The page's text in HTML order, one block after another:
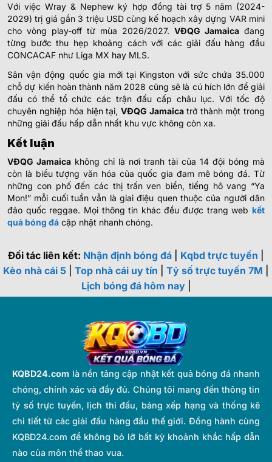
Với việc Wray & Nephew ký hợp đồng tài trợ 5 năm (2024-
2029) trị giá gần 3 triệu USD cùng kế hoạch xây dựng VAR mini
cho vòng play-off từ mùa 2026/2027. VĐQG Jamaica đang
từng bước thu hẹp khoảng cách với các giải đấu hàng đầu
CONCACAF như Liga MX hay MLS.
Sân vận động quốc gia mới tại Kingston với sức chứa 35.000
chỗ dự kiến hoàn thành năm 2028 cũng sẽ là cú hích lớn để giải
đấu có thể tổ chức các trận đấu cấp châu lục. Với tốc độ
chuyên nghiệp hóa hiện tại, VĐQG Jamaicatrở thành một trong
những giải đấu hấp dẫn nhất khu vực không còn xa.
Kết luận
VĐQG Jamaica không chỉ là nơi tranh tài của 14 đội bóng mà
còn là biểu tượng văn hóa của quốc gia đam mê bóng đá. Từ
những con phố đến các thị trấn ven biển, tiếng hô vang “Ya
Mon!” mỗi cuối tuần vẫn là giai điệu quen thuộc của người dân
đảo quốc reggae. Mọi thông tin khác đều được trang web kết
quả bóng đá cập nhật nhanh chóng.
Đối tác liên kết: Nhận định bóng đá Kqbd trực tuyến
Kèo nhà cái 5
Top nhà cái uy tín Tỷ số trực tuyến 7M
Lịch bóng đá hôm nay|
KQBD24.com là nền tảng cập nhật kết quả bóng đá nhanh
chóng, chính xác và đầy đủ. Chúng tôi mang đến thông tin
tỷ số trực tuyến, lịch thi đấu, bảng xếp hạng và thống kê
chi tiết từ các giải đấu hàng đầu thế giới. Đồng hành cùng
KQBD24.com để không bỏ lỡ bất kỳ khoảnh khắc hấp dẫn
nào của môn thể thao vua.